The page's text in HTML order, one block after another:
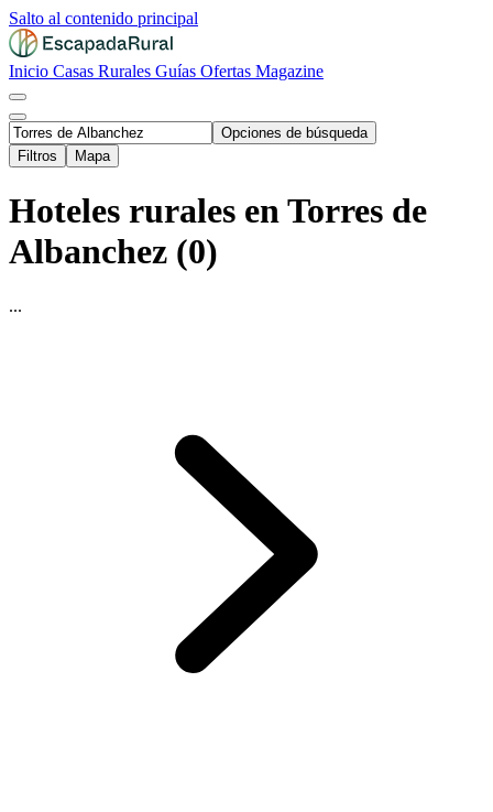
Salto al contenido principal
Inicio Casas Rurales Guías Ofertas Magazine
Opciones de búsqueda
Filtros
Mapa
Hoteles rurales en Torres de
Albanchez (0)
...